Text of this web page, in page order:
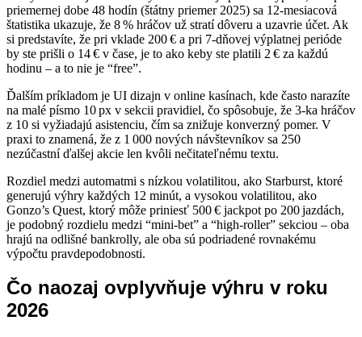
priemernej dobe 48 hodín (štátny priemer 2025) sa 12‑mesiacová
štatistika ukazuje, že 8 % hráčov už stratí dôveru a uzavrie účet. Ak
si predstavíte, že pri vklade 200 € a pri 7‑dňovej výplatnej perióde
by ste prišli o 14 € v čase, je to ako keby ste platili 2 € za každú
hodinu – a to nie je “free”.
Ďalším príkladom je UI dizajn v online kasínach, kde často narazíte
na malé písmo 10 px v sekcii pravidiel, čo spôsobuje, že 3‑ka hráčov
z 10 si vyžiadajú asistenciu, čím sa znižuje konverzný pomer. V
praxi to znamená, že z 1 000 nových návštevníkov sa 250
nezúčastní ďalšej akcie len kvôli nečitateľnému textu.
Rozdiel medzi automatmi s nízkou volatilitou, ako Starburst, ktoré
generujú výhry každých 12 minút, a vysokou volatilitou, ako
Gonzo’s Quest, ktorý môže priniesť 500 € jackpot po 200 jazdách,
je podobný rozdielu medzi “mini‑bet” a “high‑roller” sekciou – oba
hrajú na odlišné bankrolly, ale oba sú podriadené rovnakému
výpočtu pravdepodobnosti.
Čo naozaj ovplyvňuje výhru v roku
2026